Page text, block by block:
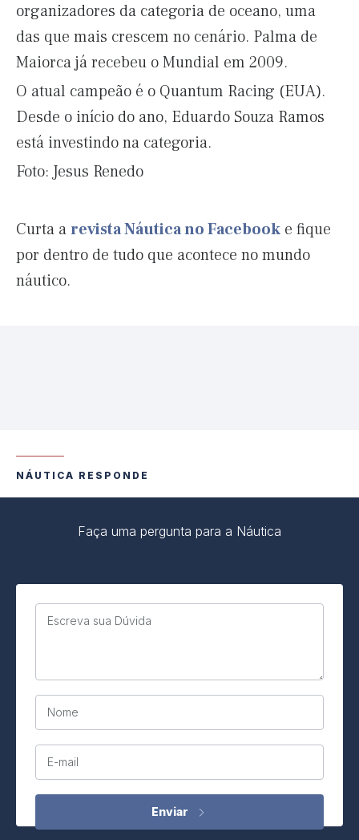
organizadores da categoria de oceano, uma
das que mais crescem no cenário. Palma de
Maiorca já recebeu o Mundial em 2009.
O atual campeão é o Quantum Racing (EUA).
Desde o início do ano, Eduardo Souza Ramos
está investindo na categoria.
Foto: Jesus Renedo
Curta arevista Náutica no Facebook e fique
por dentro de tudo que acontece no mundo
náutico.
NÁUTICA RESPONDE
Faça uma pergunta para a Náutica
Escreva sua Dúvida
Nome
E-mail